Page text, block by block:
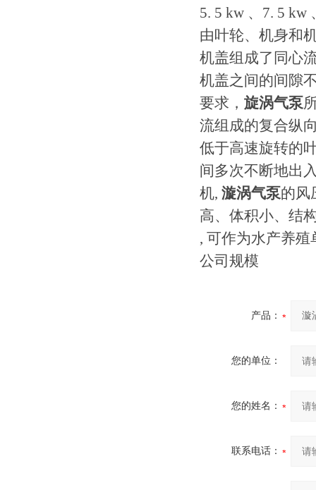
5. 5 kw 、7. 5 kw
由叶轮、机身和
机盖组成了同心
机盖之间的间隙
要求， 旋涡气泵
流组成的复合纵
低于高速旋转的
间多次不断地出
机, 漩涡气泵的风
高、体积小、结
, 可作为水产养
公司规模
产品：
您的单位：
您的姓名：
联系电话：